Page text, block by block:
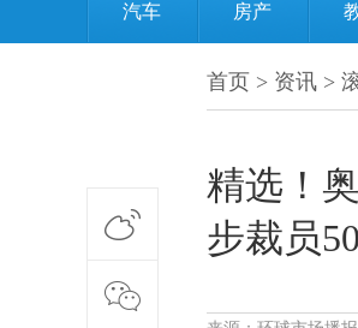
汽车 房产
首页 > 资讯 >
精选！
步裁员